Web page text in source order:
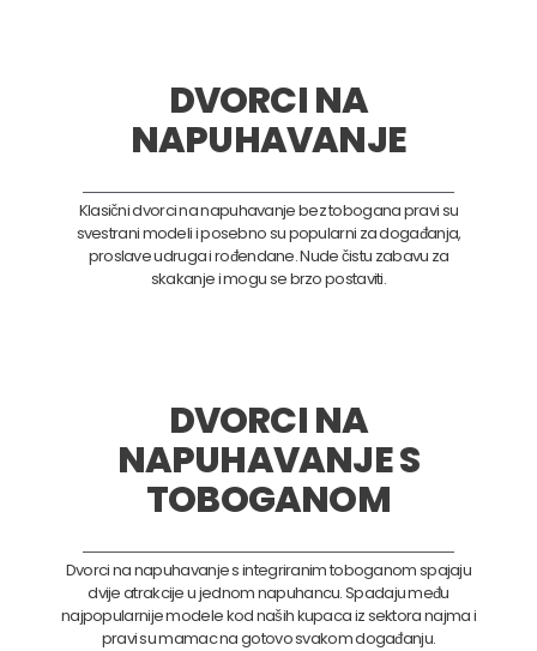
DVORCI NA
NAPUHAVANJE
Klasični dvorci na napuhavanje bez tobogana pravi su
svestrani modeli i posebno su popularni za događanja,
proslave udruga i rođendane. Nude čistu zabavu za
skakanje i mogu se brzo postaviti.
DVORCI NA
NAPUHAVANJE S
TOBOGANOM
Dvorci na napuhavanje s integriranim toboganom spajaju
dvije atrakcije u jednom napuhancu. Spadaju među
najpopularnije modele kod naših kupaca iz sektora najma i
pravi su mamac na gotovo svakom događanju.